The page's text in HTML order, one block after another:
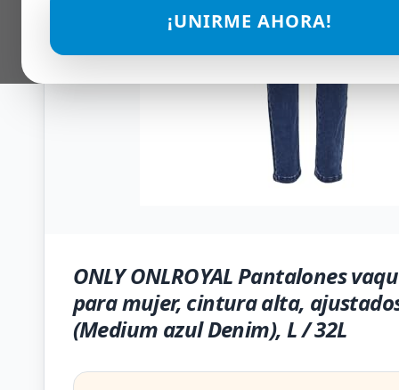
¡UNIRME AHORA!
ONLY ONLROYAL Pantalones
para mujer, cintura alta,
(Medium azul Denim), L / 32L